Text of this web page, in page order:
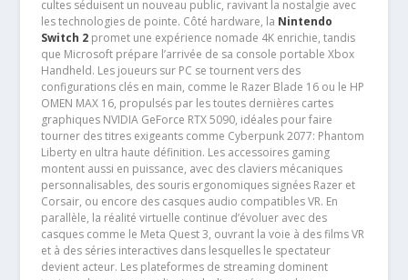
cultes séduisent un nouveau public, ravivant la nostalgie avec
les technologies de pointe. Côté hardware, la Nintendo
Switch 2promet une expérience nomade 4K enrichie, tandis
que Microsoft prépare l’arrivée de sa console portable Xbox
Handheld. Les joueurs sur PC se tournent vers des
configurations clés en main, comme le Razer Blade 16 ou le HP
OMEN MAX 16, propulsés par les toutes dernières cartes
graphiques NVIDIA GeForce RTX 5090, idéales pour faire
tourner des titres exigeants comme Cyberpunk 2077: Phantom
Liberty en ultra haute définition. Les accessoires gaming
montent aussi en puissance, avec des claviers mécaniques
personnalisables, des souris ergonomiques signées Razer et
Corsair, ou encore des casques audio compatibles VR. En
parallèle, la réalité virtuelle continue d’évoluer avec des
casques comme le Meta Quest 3, ouvrant la voie à des films VR
et à des séries interactives dans lesquelles le spectateur
devient acteur. Les plateformes de streaming dominent